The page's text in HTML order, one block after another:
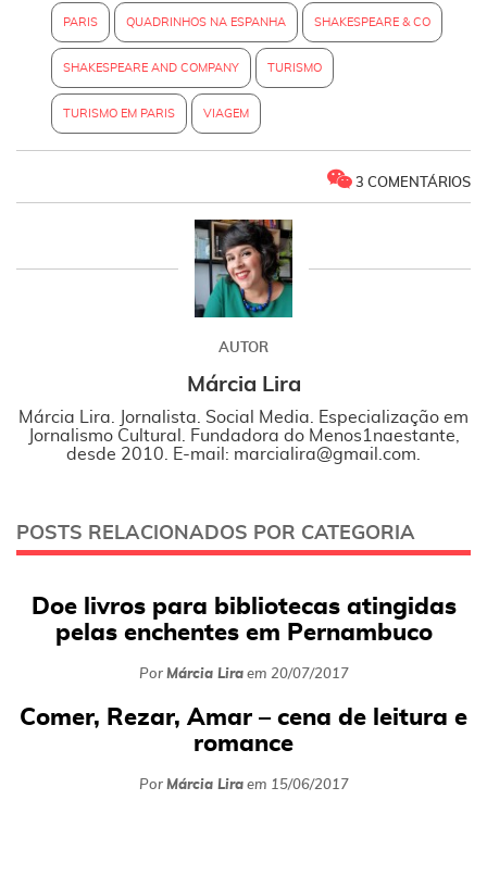
PARIS QUADRINHOS NA ESPANHA SHAKESPEARE & CO
SHAKESPEARE AND COMPANY TURISMO
TURISMO EM PARIS VIAGEM
3 COMENTÁRIOS
AUTOR
Márcia Lira
Márcia Lira. Jornalista. Social Media. Especialização em
Jornalismo Cultural. Fundadora do Menos1naestante,
desde 2010. E-mail: marcialira@gmail.com.
POSTS RELACIONADOS POR CATEGORIA
Doe livros para bibliotecas atingidas
pelas enchentes em Pernambuco
Por Márcia Liraem 20/07/2017
Comer, Rezar, Amar – cena de leitura e
romance
Por Márcia Liraem 15/06/2017